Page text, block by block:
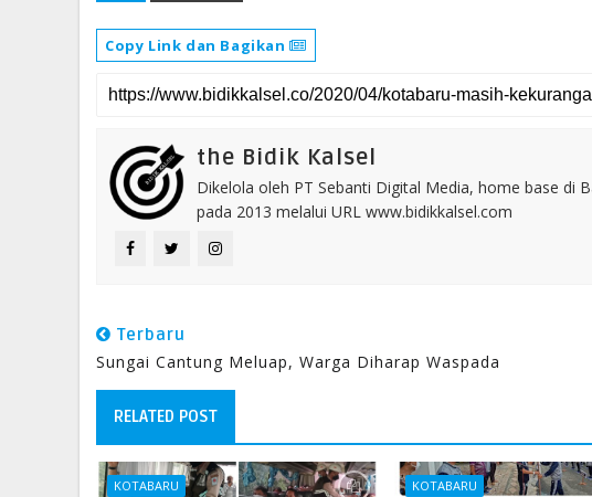
Copy Link dan Bagikan
the Bidik Kalsel
Dikelola oleh PT Sebanti Digital Media, home base di
pada 2013 melalui URL www.bidikkalsel.com
Terbaru
Sungai Cantung Meluap, Warga Diharap Waspada
RELATED POST
KOTABARU KOTABARU